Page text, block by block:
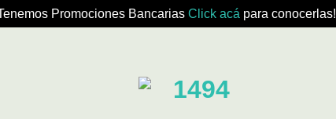
Promociones Bancarias Click acá para conocerlas!